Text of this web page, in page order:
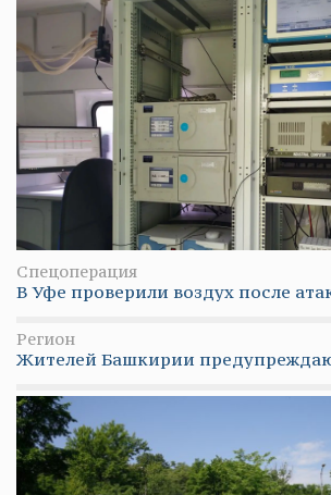
Спецоперация
В Уфе проверили воздух после
Регион
Жителей Башкирии